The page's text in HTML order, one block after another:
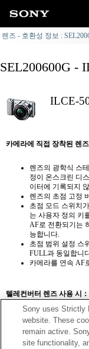
렌즈 - 호환성 정보 :
SEL200600G -
ILCE-
카메라에 직접 장착된 렌
렌즈의 광학식 스
정이 온스크린 디
이터에 기록되지
렌즈의 초점 고정
초점 모드 스위치
는 사용자 정의 키
AF로 전환되기는
능합니다.
초점 범위 설정 스
FULL과 동일합니
카메라를 연속 AF
텔레컨버터 렌즈 사용 시：
SEL14TC
Sony uses Strictly
website. These
remain active.
site functionality,